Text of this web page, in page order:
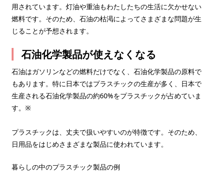
用されています。灯油や重油もわたしたちの生活に欠かせない
燃料です。そのため、石油の枯渇によってさまざまな問題が生
じることが予想されます。
石油化学製品が使えなくなる
石油はガソリンなどの燃料だけでなく、石油化学製品の原料で
もあります。特に日本ではプラスチックの生産が多く、日本で
生産される石油化学製品の約60%をプラスチックが占めていま
す。※
プラスチックは、丈夫で扱いやすいのが特徴です。そのため、
日用品をはじめさまざまな製品に使われています。
暮らしの中のプラスチック製品の例